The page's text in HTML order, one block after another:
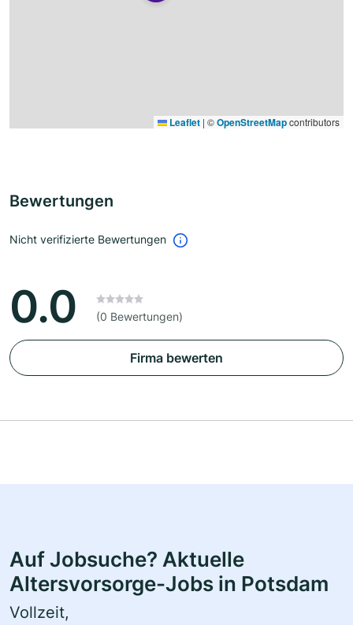
Leaflet | ©OpenStreetMapcontributors
Bewertungen
Nicht verifizierte Bewertungen
0.0 (0 Bewertungen)
Firma bewerten
Auf Jobsuche? Aktuelle
Altersvorsorge-Jobs in Potsdam
Vollzeit,